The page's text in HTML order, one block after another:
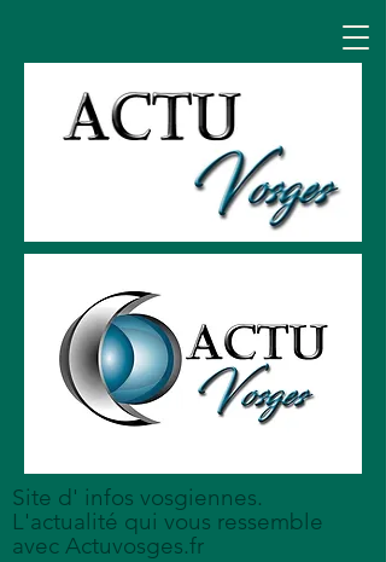
Site d' infos vosgiennes.
L'actualité qui vous ressemble
avec Actuvosges.fr